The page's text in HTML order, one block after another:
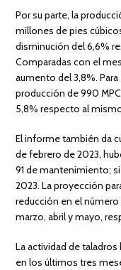
Por su parte, la
millones de pies
disminución del 6,6%
Comparadas con el
aumento del 3,8%.
producción de 990
5,8% respecto al
El informe también da
de febrero de 2023,
91 de mantenimiento;
2023. La proyección
reducción en el número
marzo, abril y mayo,
La actividad de
en los últimos tres